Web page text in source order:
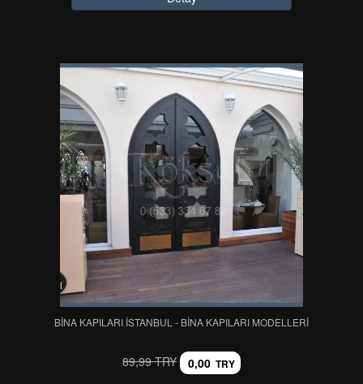
BİNA KAPILARI İSTANBUL - BİNA KAPILARI MODELLERİ
89,99 TRY 0,00 TRY